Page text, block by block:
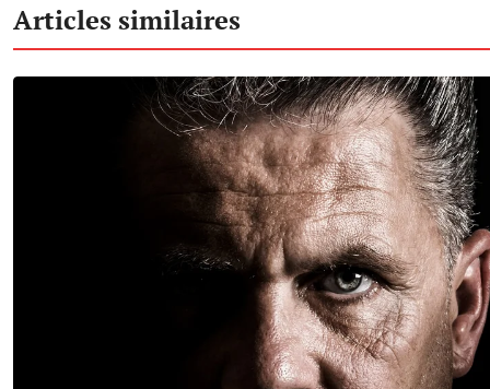
Articles similaires